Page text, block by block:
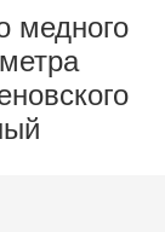
медного